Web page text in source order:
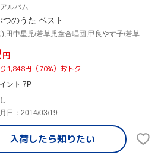
アルバム
つのうた ベスト
(キッズ),田中星児/若草児童合唱団,甲良やす子/若草児童合唱団,坂入郁子/村上典子/少年少女合唱団みずうみ,小島弘美,神崎ゆう子/坂田おさむ,小鳩くるみ,大岩誓子
円
1,848円（70%）おトク
ント 7P
日：2014/03/19
入荷したら知りたい